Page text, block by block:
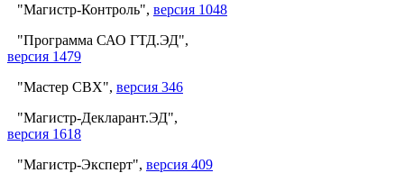
"Магистр-Контроль", версия 1048
"Программа САО ГТД.ЭД",
версия 1479
"Мастер СВХ", версия 346
"Магистр-Декларант.ЭД",
версия 1618
"Магистр-Эксперт", версия 409